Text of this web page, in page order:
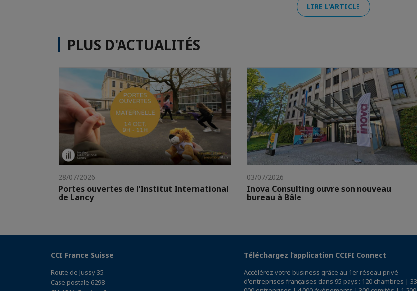
LIRE L'ARTICLE
PLUS D'ACTUALITÉS
28/07/2026
Portes ouvertes de l’Institut International
de Lancy
03/07/2026
Inova Consulting ouvre son nouveau
bureau à Bâle
CCI France Suisse
Route de Jussy 35
Case postale 6298
Téléchargez l’application CCIFI Connect
Accélérez votre business grâce au 1er réseau privé
d'entreprises françaises dans 95 pays : 120 chambres | 33